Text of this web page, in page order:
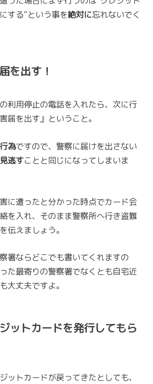
する”という事を絶対に忘れないでく
を出す！
利用停止の電話を入れたら、次に行
届を出す』ということ。
為ですので、警察に届けを出さない
逃すことと同じになってしまいま
に遭ったと分かった時点でカード会
を入れ、そのまま警察所へ行き盗難
伝えましょう。
署ならどこでも書いてくれますの
た最寄りの警察署でなくとも自宅近
大丈夫ですよ。
ットカードを発行してもら
ットカードが戻ってきたとしても、